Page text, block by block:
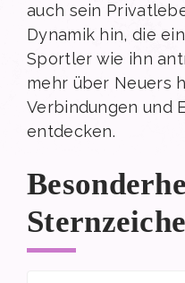
auch sein
Dynamik hin, die
Sportler wie ihn
mehr über Neuers
Verbindungen und
entdecken.